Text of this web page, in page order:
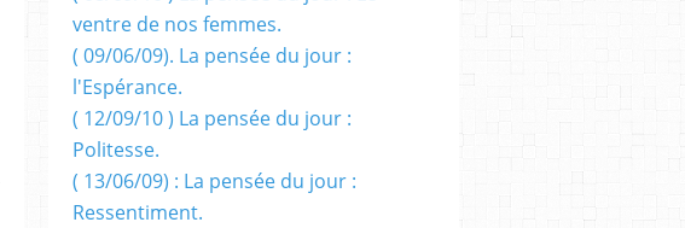
ventre de nos femmes.
( 09/06/09). La pensée du jour :
l'Espérance.
( 12/09/10 ) La pensée du jour :
Politesse.
( 13/06/09) : La pensée du jour :
Ressentiment.